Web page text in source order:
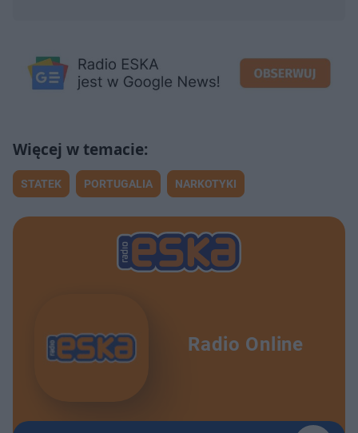
STATEK PORTUGALIA NARKOTYKI
Radio Online